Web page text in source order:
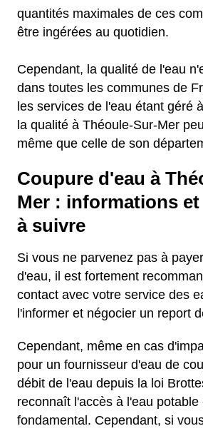
quantités maximales de ces
être ingérées au quotidien.
Cependant, la qualité de l'eau
dans toutes les communes de
les services de l'eau étant géré
la qualité à Théoule-Sur-Mer
même que celle de son
Coupure d'eau à
Mer : informations
à suivre
Si vous ne parvenez pas à
d'eau, il est fortement
contact avec votre service des
l'informer et négocier un report
Cependant, même en cas
pour un fournisseur d'eau de
débit de l'eau depuis la loi
reconnaît l'accès à l'eau
fondamental. Cependant, si